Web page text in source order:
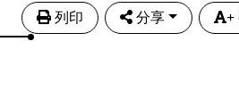
列印 分享 +